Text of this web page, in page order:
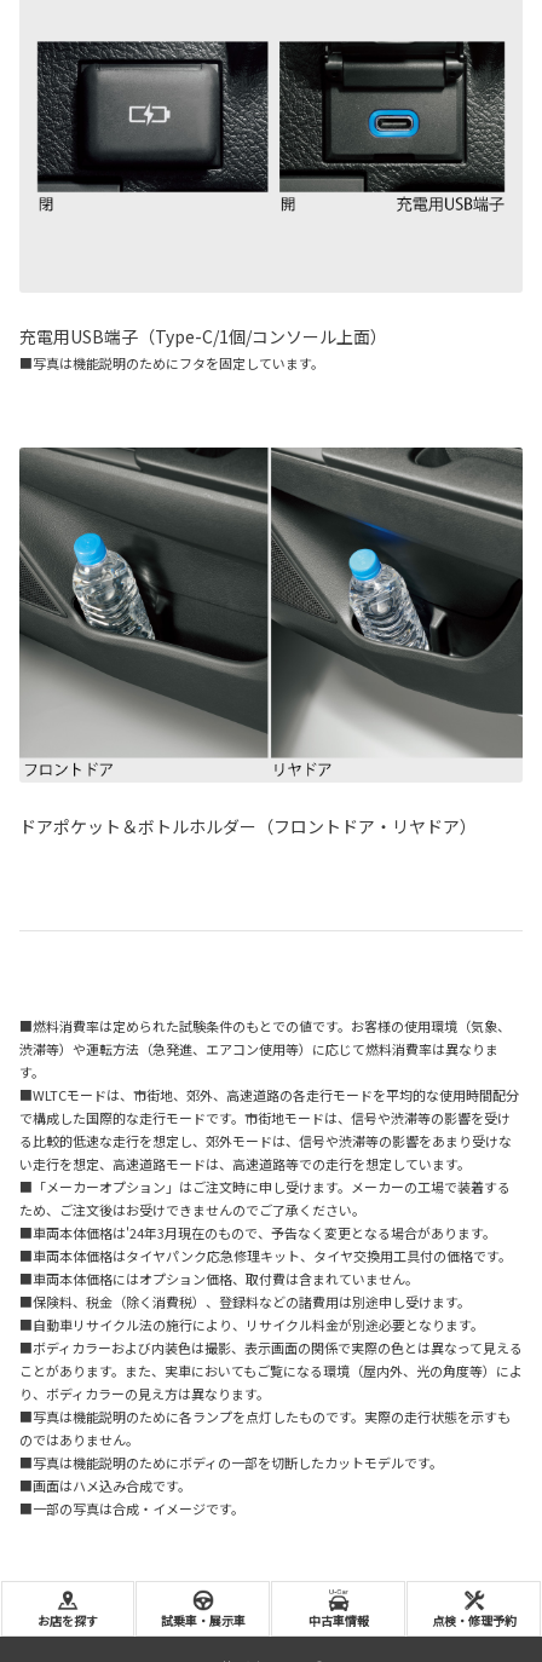
充電用USB端子（Type-C/1個/コンソール上面）
■写真は機能説明のためにフタを固定しています。
ドアポケット＆ボトルホルダー（フロントドア・リヤドア）
■燃料消費率は定められた試験条件のもとでの値です。お客様の使用環境（気象、
渋滞等）や運転方法（急発進、エアコン使用等）に応じて燃料消費率は異なりま
す。
■WLTCモードは、市街地、郊外、高速道路の各走行モードを平均的な使用時間配分
で構成した国際的な走行モードです。市街地モードは、信号や渋滞等の影響を受け
る比較的低速な走行を想定し、郊外モードは、信号や渋滞等の影響をあまり受けな
い走行を想定、高速道路モードは、高速道路等での走行を想定しています。
■「メーカーオプション」はご注文時に申し受けます。メーカーの工場で装着する
ため、ご注文後はお受けできませんのでご了承ください。
■車両本体価格は'24年3月現在のもので、予告なく変更となる場合があります。
■車両本体価格はタイヤパンク応急修理キット、タイヤ交換用工具付の価格です。
■車両本体価格にはオプション価格、取付費は含まれていません。
■保険料、税金（除く消費税）、登録料などの諸費用は別途申し受けます。
■自動車リサイクル法の施行により、リサイクル料金が別途必要となります。
■ボディカラーおよび内装色は撮影、表示画面の関係で実際の色とは異なって見える
ことがあります。また、実車においてもご覧になる環境（屋内外、光の角度等）によ
り、ボディカラーの見え方は異なります。
■写真は機能説明のために各ランプを点灯したものです。実際の走行状態を示すも
のではありません。
■写真は機能説明のためにボディの一部を切断したカットモデルです。
■画面はハメ込み合成です。
■一部の写真は合成・イメージです。
お店を探す 試乗車・展示車 中古車情報 点検・修理予約